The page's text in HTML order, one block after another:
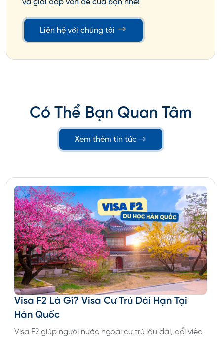
Thủ đô Washington
Du học Mỹ nên chọn bang nào tốt nhưng vẫn đảm
thể nào không kể đến Washington. Là thủ đô của
Mỹ, Washington tập trung nhiều cơ quan hành
chính quan trọng của quốc gia. Kết hợp cùng đặc
trưng khí hậu ôn hòa, với bốn mùa rõ rệt, đã tạo
điều kiện thuận lợi du hút đông đảo du học sinh.
Hơn nữa, với sự góp mặt của các tập đoàn công
nghệ hàng đầu như: Microsoft, Boeing hay
Amazon, khi đến du học tại Washington,... Sinh viên
sẽ được kết nối giữa lý thuyết với thực hành, thông
qua các chương trình thực tập, cũng như có nhiều
cơ hội việc làm hơn.
và giải đáp vấn đề của bạn nhé!
Liên hệ với chúng tôi
Có Thể Bạn Quan Tâm
Xem thêm tin tức
Visa F2 Là Gì? Visa Cư Trú Dài Hạn Tại
Hàn Quốc
Visa F2 giúp người nước ngoài cư trú lâu dài, đổi việc